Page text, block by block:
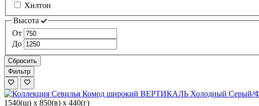
Хилтон
Высота
От
До
Сбросить
Фильтр
1540(ш) x 850(в) x 440(г)